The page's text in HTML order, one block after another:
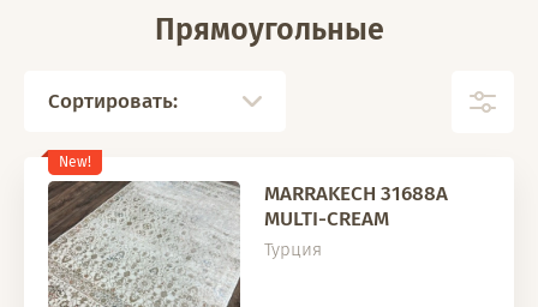
Прямоугольные
Сортировать:
New!
MARRAKECH 31688A
MULTI-CREAM
Турция